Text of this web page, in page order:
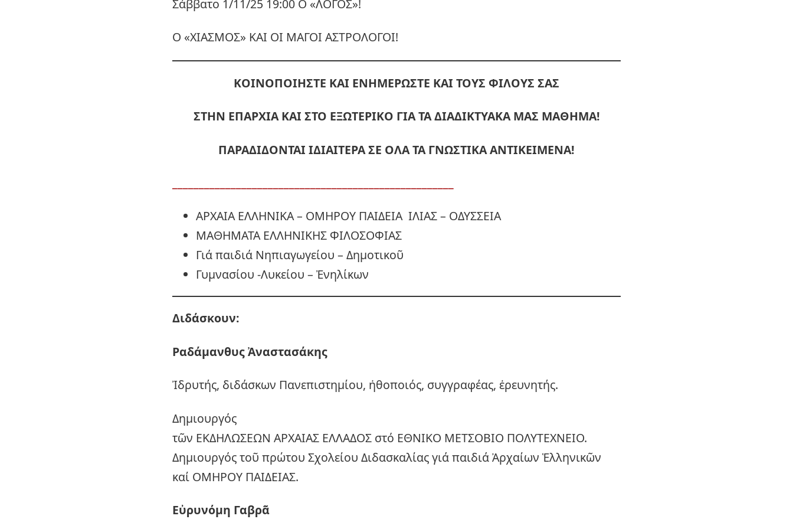
Σάββατο 1/11/25 19:00 Ο «ΛΟΓΟΣ»!
Ο «ΧΙΑΣΜΟΣ» ΚΑΙ ΟΙ ΜΑΓΟΙ ΑΣΤΡΟΛΟΓΟΙ!
ΚΟΙΝΟΠΟΙΗΣΤΕ ΚΑΙ ΕΝΗΜΕΡΩΣΤΕ ΚΑΙ ΤΟΥΣ ΦΙΛΟΥΣ ΣΑΣ
ΣΤΗΝ ΕΠΑΡΧΙΑ ΚΑΙ ΣΤΟ ΕΞΩΤΕΡΙΚΟ ΓΙΑ ΤΑ ΔΙΑΔΙΚΤΥΑΚΑ ΜΑΣ ΜΑΘΗΜΑ!
ΠΑΡΑΔΙΔΟΝΤΑΙ ΙΔΙΑΙΤΕΡΑ ΣΕ ΟΛΑ ΤΑ ΓΝΩΣΤΙΚΑ ΑΝΤΙΚΕΙΜΕΝΑ!
ΑΡΧΑΙΑ ΕΛΛΗΝΙΚΑ – ΟΜΗΡΟΥ ΠΑΙΔΕΙΑ ΙΛΙΑΣ – ΟΔΥΣΣΕΙΑ
ΜΑΘΗΜΑΤΑ ΕΛΛΗΝΙΚΗΣ ΦΙΛΟΣΟΦΙΑΣ
Γιά παιδιά Νηπιαγωγείου – Δημοτικοῦ
Γυμνασίου -Λυκείου – Ἐνηλίκων
Διδάσκουν:
ΡαδάμανθυςἈναστασάκης
Ἰδρυτής, διδάσκων Πανεπιστημίου, ἠθοποιός, συγγραφέας, ἐρευνητής.
Δημιουργός
τῶν ΕΚΔΗΛΩΣΕΩΝ ΑΡΧΑΙΑΣ ΕΛΛΑΔΟΣ στό ΕΘΝΙΚΟ ΜΕΤΣΟΒΙΟ ΠΟΛΥΤΕΧΝΕΙΟ.
Δημιουργός τοῦ πρώτου Σχολείου Διδασκαλίας γιά παιδιά Ἀρχαίων Ἑλληνικῶν
καί ΟΜΗΡΟΥ ΠΑΙΔΕΙΑΣ.
Εὐρυνόμη Γαβρᾶ